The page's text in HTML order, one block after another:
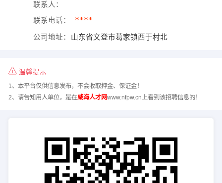
联系人：
联系电话： ****
公司地址： 山东省文登市葛家镇西于村北
温馨提示
1、本平台仅供信息发布，不会收取押金、保证金！
2、请告知用人单位，是在威海人才网www.nfpw.cn上看到该招聘信息的！